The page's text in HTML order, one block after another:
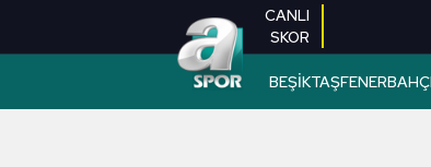
CANLI
SKOR
BEŞİKTAŞ